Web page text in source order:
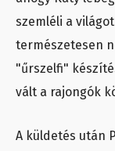
szemléli a
természetesen
"űrszelfi"
vált a rajongók
A küldetés után